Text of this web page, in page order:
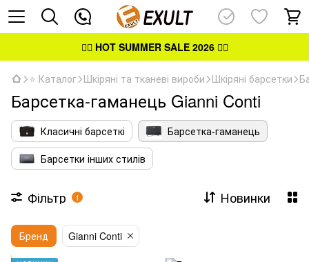
👉🏻 HOT SUMMER SALE 2026👈🏻
⭐ Каталог Шкіряні та тканеві вироби Шкіряні барсетки
Барсетка-гаманець Gianni Conti
Класичні барсеткі
Барсетка-гаманець
Барсетки інших стилів
Фільтр 1 Новинки
Бренд Gianni Conti